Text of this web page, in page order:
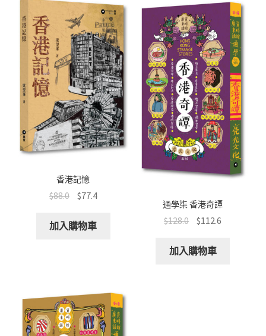
擊
數
量
k
p
香港記憶
$88.0 $77.4
加入購物車
通學柒 香港奇譚
$128.0 $112.6
加入購物車